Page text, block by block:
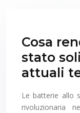
Cosa
stato
attuali
Le batterie allo
rivoluzionaria